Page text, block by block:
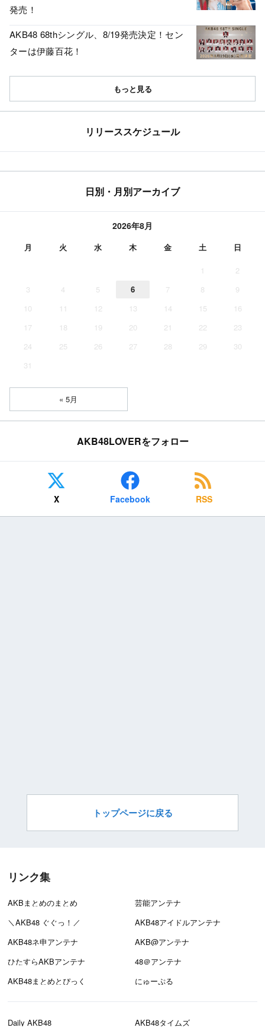
発売！
AKB48 68thシングル、8/19発売決定！セン
ターは伊藤百花！
もっと見る
リリーススケジュール
日別・月別アーカイブ
2026年8月
月 火 水 木 金 土 日
1
2
3
4 5 6 7 8
9
10
11 12 13 14 15
16
17
18 19 20 21 22
23
24
25 26 27 28 29
30
31
« 5月
AKB48LOVERをフォロー
X Facebook RSS
トップページに戻る
リンク集
AKBまとめのまとめ
芸能アンテナ
＼AKB48 ぐぐっ！／
AKB48アイドルアンテナ
AKB48ネ申アンテナ
AKB@アンテナ
ひたすらAKBアンテナ
48＠アンテナ
AKB48まとめとぴっく
にゅーぷる
Daily AKB48 AKB48タイムズ